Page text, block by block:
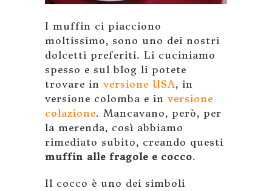
I muffin ci piacciono
moltissimo, sono uno dei nostri
dolcetti preferiti. Li cuciniamo
spesso e sul blog li potete
trovare in versione USA, in
versione colomba e in versione
colazione. Mancavano, però, per
la merenda, così abbiamo
rimediato subito, creando questi
muffin alle fragole e cocco.
Il cocco è uno dei simboli